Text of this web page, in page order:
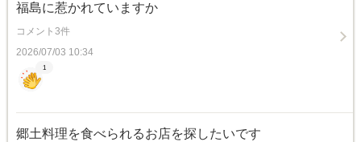
福島に惹かれていますか
コメント3件
2026/07/03 10:34
1
郷土料理を食べられるお店を探したいです